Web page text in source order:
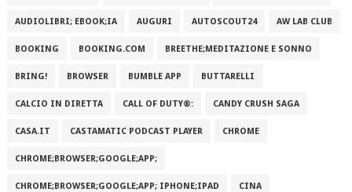
AUDIOLIBRI; EBOOK;IA AUGURI AUTOSCOUT24 AW LAB CLUB
BOOKING BOOKING.COM BREETHE;MEDITAZIONE E SONNO
BRING! BROWSER BUMBLE APP BUTTARELLI
CALCIO IN DIRETTA CALL OF DUTY®: CANDY CRUSH SAGA
CASA.IT CASTAMATIC PODCAST PLAYER CHROME
CHROME;BROWSER;GOOGLE;APP;
CHROME;BROWSER;GOOGLE;APP; IPHONE;IPAD CINA